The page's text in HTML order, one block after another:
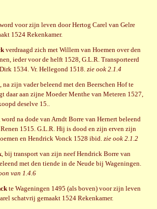
voor zijn leven door Hertog Carel van Gelre
1524 Rekenkamer.
verdraagd zich met Willem van Hoemen over den
ieder voor de helft 1528, G.L.R. Transporteerd
1534. Vr. Hellegond 1518. zie ook 2.1.4
, na zijn vader beleend met den Beerschen Hof te
daar aan zijne Moeder Menthe van Meteren 1527,
deselve 15..
word na dode van Arndt Borre van Hernert beleend
1515. G.L.R. Hij is dood en zijn erven zijn
en Hendrick Vonck 1528 ibid. zie ook 2.1.2
, bij transport van zijn neef Hendrick Borre van
met den tiende in de Neude bij Wageningen.
van 1.4.6
te Wageningen 1495 (als boven) voor zijn leven
schatvrij gemaakt 1524 Rekenkamer.